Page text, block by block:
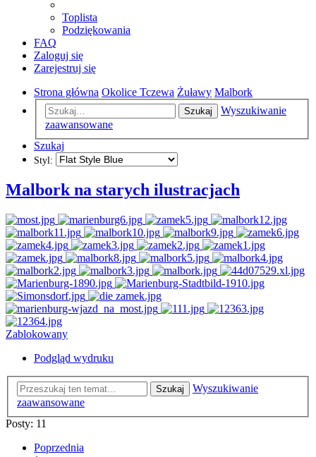
Toplista
Podziękowania
FAQ
Zaloguj się
Zarejestruj się
Strona główna Okolice Tczewa Żuławy Malbork
Szukaj
Wyszukiwanie
zaawansowane
Szukaj
Styl:
Malbork na starych ilustracjach
Zablokowany
Podgląd wydruku
Szukaj
Wyszukiwanie
zaawansowane
Posty: 11
Poprzednia